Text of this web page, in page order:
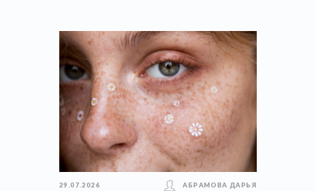
29.07.2026 АБРАМОВА ДАРЬЯ